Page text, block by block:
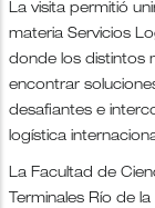
La visita permitió
materia Servicios
donde los distintos
encontrar
desafiantes e
logística
La Facultad de
Terminales Río de